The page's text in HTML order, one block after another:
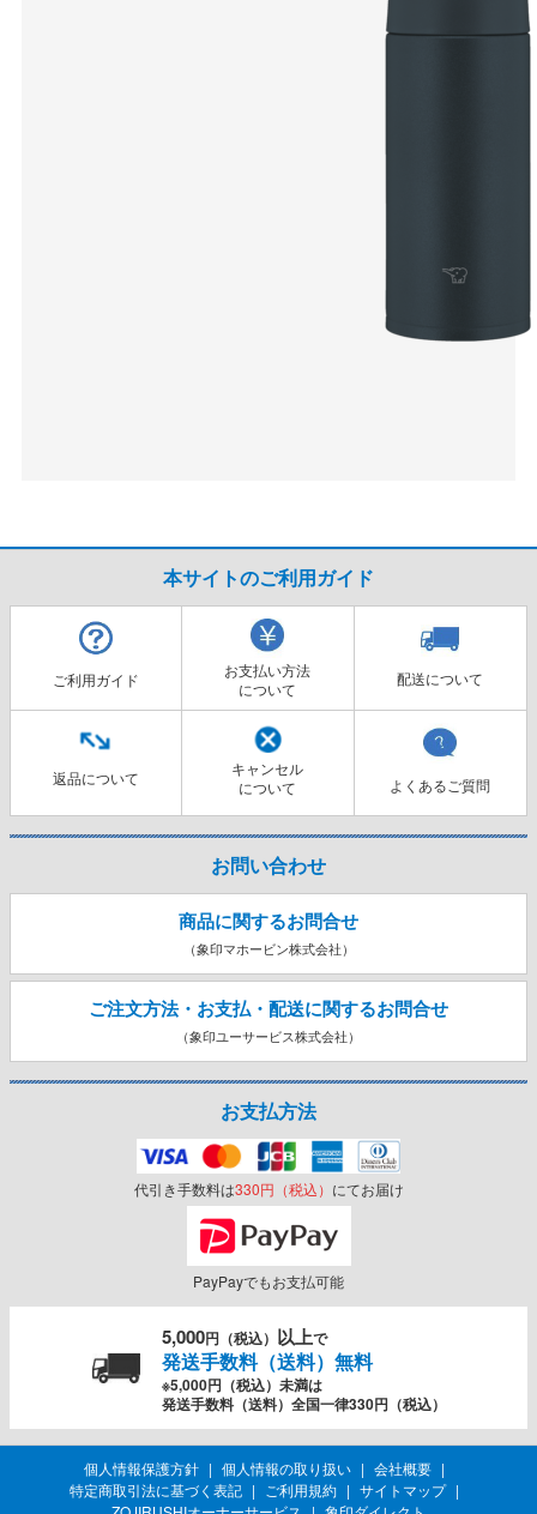
本サイトのご利用ガイド
ご利用ガイド
お支払い方法
について
配送について
返品について
キャンセル
について
よくあるご質問
お問い合わせ
商品に関するお問合せ
（象印マホービン株式会社）
ご注文方法・お支払・配送に関するお問合せ
（象印ユーサービス株式会社）
お支払方法
代引き手数料は330円（税込） にてお届け
PayPayでもお支払可能
5,000円（税込） 以上で
発送手数料（送料）無料
※5,000円（税込）未満は
発送手数料（送料）全国一律330円（税込）
個人情報保護方針 個人情報の取り扱い
会社概要
特定商取引法に基づく表記
ご利用規約
サイトマップ